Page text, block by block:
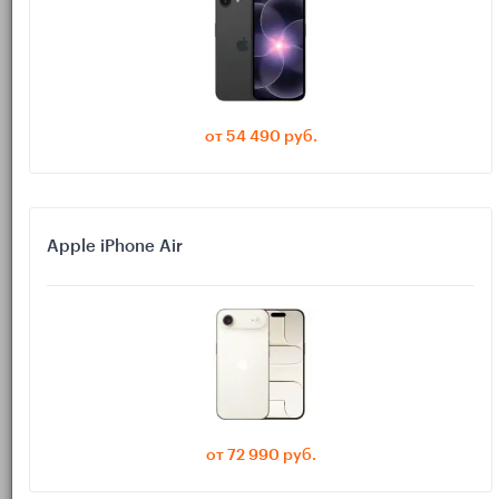
именно тормозит смартфон и ест память.
Проверяем хранилище и загруженность
Много тяжёлых приложений
соцсети) — они копят кэш и фоновые данные.
Постоянно что-то крутится в фоне— уведомления
сыпятся без остановки, аккумулятор садится слишком
На большинстве смартфонов есть встроенный раздел
от 54 490 руб.
Apple iPhone Air
от 72 990 руб.